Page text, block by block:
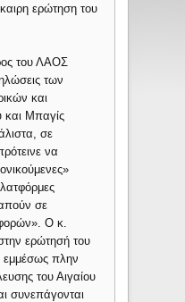
ερώτηση του
του ΛΑΟΣ
των
και
και Μπαγίς
σε
να
σε
Ο κ.
ερώτησή του
εμμέσως πλην
του Αιγαίου
συνεπάγονται